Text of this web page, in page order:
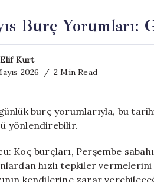
Burç Yorumları:
Elif Kurt
2026
2 Min Read
günlük burç yorumlarıyla, bu
yönlendirebilir.
Koç burçları, Perşembe
hızlı tepkiler
kendilerine zarar